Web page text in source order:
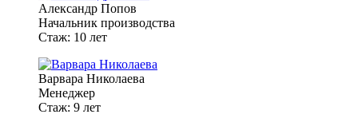
Александр Попов
Начальник производства
Стаж: 10 лет
Варвара Николаева
Менеджер
Стаж: 9 лет